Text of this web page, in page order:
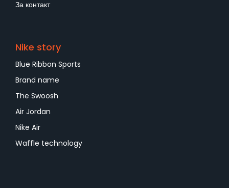
За контакт
Nike story
Blue Ribbon Sports
Brand name
The Swoosh
Air Jordan
Nike Air
Waffle technology